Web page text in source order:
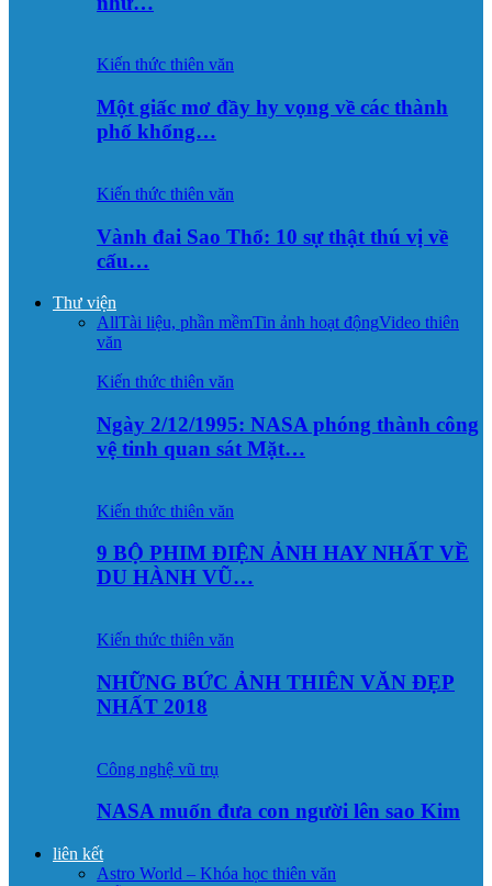
Kiến thức thiên văn
Một giấc mơ đầy hy vọng về các thành
phố khổng…
Kiến thức thiên văn
Vành đai Sao Thổ: 10 sự thật thú vị về
cấu…
Thư viện
AllTài liệu, phần mềmTin ảnh hoạt độngVideo thiên
văn
Kiến thức thiên văn
Ngày 2/12/1995: NASA phóng thành công
vệ tinh quan sát Mặt…
Kiến thức thiên văn
9 BỘ PHIM ĐIỆN ẢNH HAY NHẤT VỀ
DU HÀNH VŨ…
Kiến thức thiên văn
NHỮNG BỨC ẢNH THIÊN VĂN ĐẸP
NHẤT 2018
Công nghệ vũ trụ
NASA muốn đưa con người lên sao Kim
liên kết
Astro World – Khóa học thiên văn